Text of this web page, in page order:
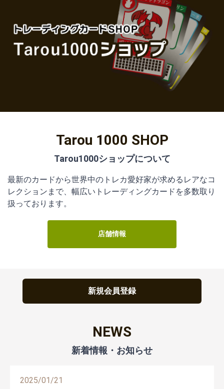
Tarou 1000 SHOP
最新のカードから世界中のトレカ愛好家が求めるレアなコ
レクションまで、幅広いトレーディングカードを多数取り
扱っております。
店舗情報
新規会員登録
NEWS
2025/01/21